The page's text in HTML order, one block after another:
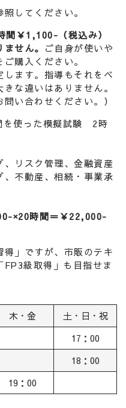
してください。
￥1,100-（税込み）
せん。 ご自身が使いや
購入ください。
します。指導もそれをベ
な違いはありません。
い合わせください。）
使った模擬試験 2時
、リスク管理、金融資産
不動産、相続・事業承
×20時間＝￥22,000-
」ですが、市販のテキ
級取得」も目指せま
木・金
土・日・祝
17：00
18：00
19：00